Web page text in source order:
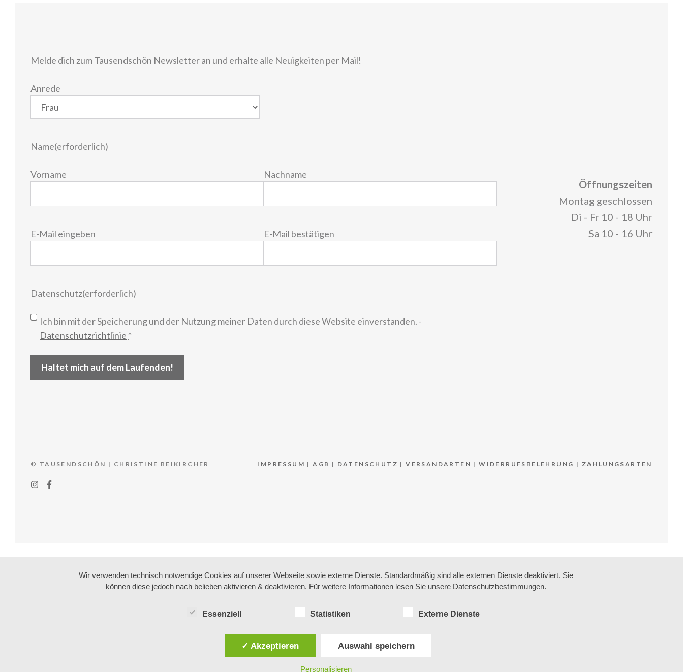
Melde dich zum Tausendschön Newsletter an und erhalte alle Neuigkeiten per Mail!
Anrede
Name(erforderlich)
Vorname Nachname
E-
E-Mail eingeben E-Mail bestätigen
Datenschutz(erforderlich)
Ich bin mit der Speicherung und der Nutzung meiner Daten durch diese Website einverstanden. -
Datenschutzrichtlinie *
Haltet mich auf dem Laufenden!
Öffnungszeiten
Montag geschlossen
Di - Fr 10 - 18 Uhr
Sa 10 - 16 Uhr
© TAUSENDSCHÖN | CHRISTINE BEIKIRCHER IMPRESSUM |AGB | DATENSCHUTZ |VERSANDARTEN |WIDERRUFSBELEHRUNG | ZAHLUNGSARTEN
Wir verwenden technisch notwendige Cookies auf unserer Webseite sowie externe Dienste. Standardmäßig sind alle externen Dienste deaktiviert. Sie
können diese jedoch nach belieben aktivieren & deaktivieren. Für weitere Informationen lesen Sie unsere Datenschutzbestimmungen.
Essenziell Statistiken Externe Dienste
✓ Akzeptieren Auswahl speichern
Personalisieren